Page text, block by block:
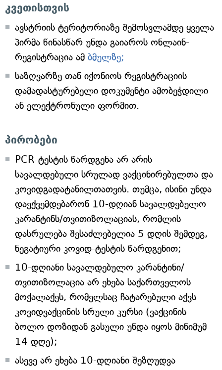
კვეთისთვის
ავსტრიის ტერიტორიაზე შემოსვლამდე ყველა
პირმა წინასწარ უნდა გაიაროს ონლაინ-
რეგისტრაცია ამ ბმულზე;
საზღვარზე თან იქონიოს რეგისტრაციის
დამადასტურებელი დოკუმენტი ამობეჭდილი
ან ელექტრონული ფორმით.
პირობები
PCR-ტესტის წარდგენა არ არის
სავალდებული სრულად ვაქცინირებულთა და
კოვიდგადატანილთათვის. თუმცა, ისინი უნდა
დაექვემდებარონ 10-დღიან სავალდებულო
კარანტინს/თვითიზოლაციას, რომლის
დასრულება შესაძლებელია 5 დღის შემდეგ,
ნეგატიური კოვიდ-ტესტის წარდგენით;
10-დღიანი სავალდებულო კარანტინი/
თვითიზოლაცია არ ეხება საქართველოს
მოქალაქეს, რომელსაც ჩატარებული აქვს
კოვიდვაქცინის სრული კურსი (ვაქცინის
ბოლო დოზიდან გასული უნდა იყოს მინიმუმ
14 დღე);
ასევე არ ეხება 10-დღიანი შეზღუდვა